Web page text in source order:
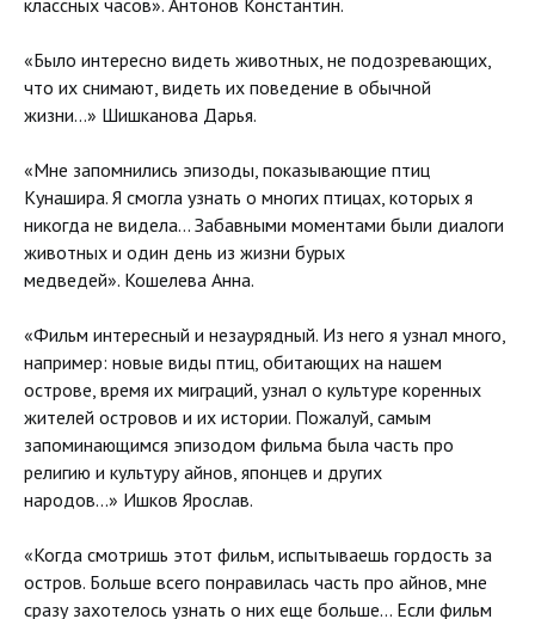
классных часов». Антонов Константин.
«Было интересно видеть животных, не подозревающих,
что их снимают, видеть их поведение в обычной
жизни…» Шишканова Дарья.
«Мне запомнились эпизоды, показывающие птиц
Кунашира. Я смогла узнать о многих птицах, которых я
никогда не видела... Забавными моментами были диалоги
животных и один день из жизни бурых
медведей». Кошелева Анна.
«Фильм интересный и незаурядный. Из него я узнал много,
например: новые виды птиц, обитающих на нашем
острове, время их миграций, узнал о культуре коренных
жителей островов и их истории. Пожалуй, самым
запоминающимся эпизодом фильма была часть про
религию и культуру айнов, японцев и других
народов…» Ишков Ярослав.
«Когда смотришь этот фильм, испытываешь гордость за
остров. Больше всего понравилась часть про айнов, мне
сразу захотелось узнать о них еще больше… Если фильм